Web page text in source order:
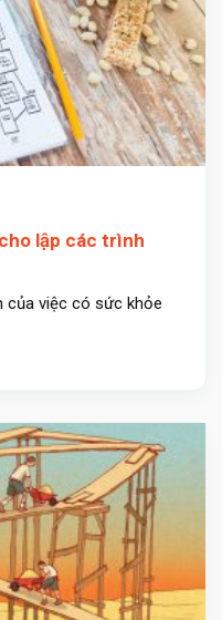
lập các trình
của việc có sức khỏe